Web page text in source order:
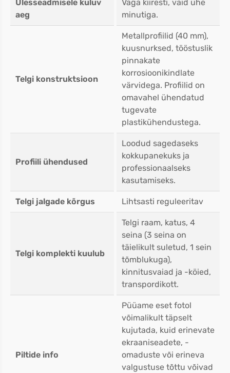
Ülesseadmisele kuluv
aeg
Väga kiiresti, vaid ühe
minutiga.
Telgi konstruktsioon
Metallprofiilid (40 mm),
kuusnurksed, tööstuslik
pinnakate
korrosioonikindlate
värvidega. Profiilid on
omavahel ühendatud
tugevate
plastikühendustega.
Profiili ühendused
Loodud sagedaseks
kokkupanekuks ja
professionaalseks
kasutamiseks.
Telgi jalgade kõrgus Lihtsasti reguleeritav
Telgi komplekti kuulub
Telgi raam, katus, 4
seina (3 seina on
täielikult suletud, 1 sein
tõmblukuga),
kinnitusvaiad ja -köied,
transpordikott.
Piltide info
Püüame eset fotol
võimalikult täpselt
kujutada, kuid erinevate
ekraaniseadete, -
omaduste või erineva
valgustuse tõttu võivad